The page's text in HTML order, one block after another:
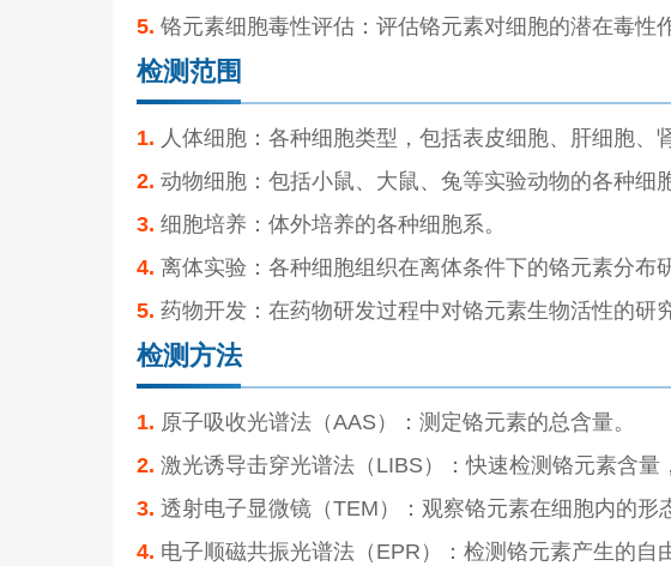
5. 铬元素细胞毒性评估：评估铬元素对细胞的潜在毒性
检测范围
1. 人体细胞：各种细胞类型，包括表皮细胞、肝细胞、
2. 动物细胞：包括小鼠、大鼠、兔等实验动物的各种细
3. 细胞培养：体外培养的各种细胞系。
4. 离体实验：各种细胞组织在离体条件下的铬元素分布
5. 药物开发：在药物研发过程中对铬元素生物活性的研究
检测方法
1. 原子吸收光谱法（AAS）：测定铬元素的总含量。
2. 激光诱导击穿光谱法（LIBS）：快速检测铬元素含量
3. 透射电子显微镜（TEM）：观察铬元素在细胞内的形
4. 电子顺磁共振光谱法（EPR）：检测铬元素产生的自